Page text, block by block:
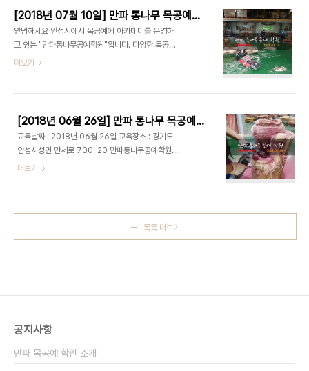
https://www.youtube.com/channel/UCpkKpsrHtmI8OnHbYKEV7uw
블로그 :
http://blog.naver.com/qkrruddlf88/220310504280
밴드 : http://band.us/#!/band/60647984 #
목공예 #목공방 #목공예배우기 #목공기계 #목공공
선팔 #맞팔 #생활목공예 #안전 #그라인더 #목공예
[2018년 07월 10일] 만파 통나무 목공예학원 : 스스로 배우는 목공예교육, 목공예 체험행사, 목공구,목공조각기 사용법, 목공diy
안녕하세요 안성시에서 목공예에 아카데미를 운영하
고 있는 "만파통나무공예학원"입니다. 다양한 목공
예 소재 : 느티나무, 참죽나무, 참나무, 다릅나무 등을
행사를 운영하고 있습니다. 자세한 문의는 홈페이지 :
www.manpa21.com 을 방문해주시기 바랍니다.
출처 : www.manpa21.com 유튜브 강의 :
https://www.youtube.com/channel/UCpkKpsrHtmI8OnHbYKEV7uw
블로그 :
밴드 : http://band.us/#!/ban..
더보기
[2018년 06월 26일] 만파 통나무 목공예학원 ; 목공예,목공예공방,목공예체험,목공예배우기,목공,목공예제작기법,목공diy,목공예기능사,나무공예,공예,목공예공구,목공 배우기,그라인더 목공사..
교육날짜 : 2018년 06월 26일 교육장소 : 경기도
안성시성면 만세로 700-20 만파통나무공예학원
매주 화요일 AM 9:00 - PM 16:30동안 다양한 목
https://www.youtube.com/channel/UCpkKpsrHtmI8OnHbYKEV7uw
더보기
목록 더보기
공지사항
만파 목공예 학원 소개